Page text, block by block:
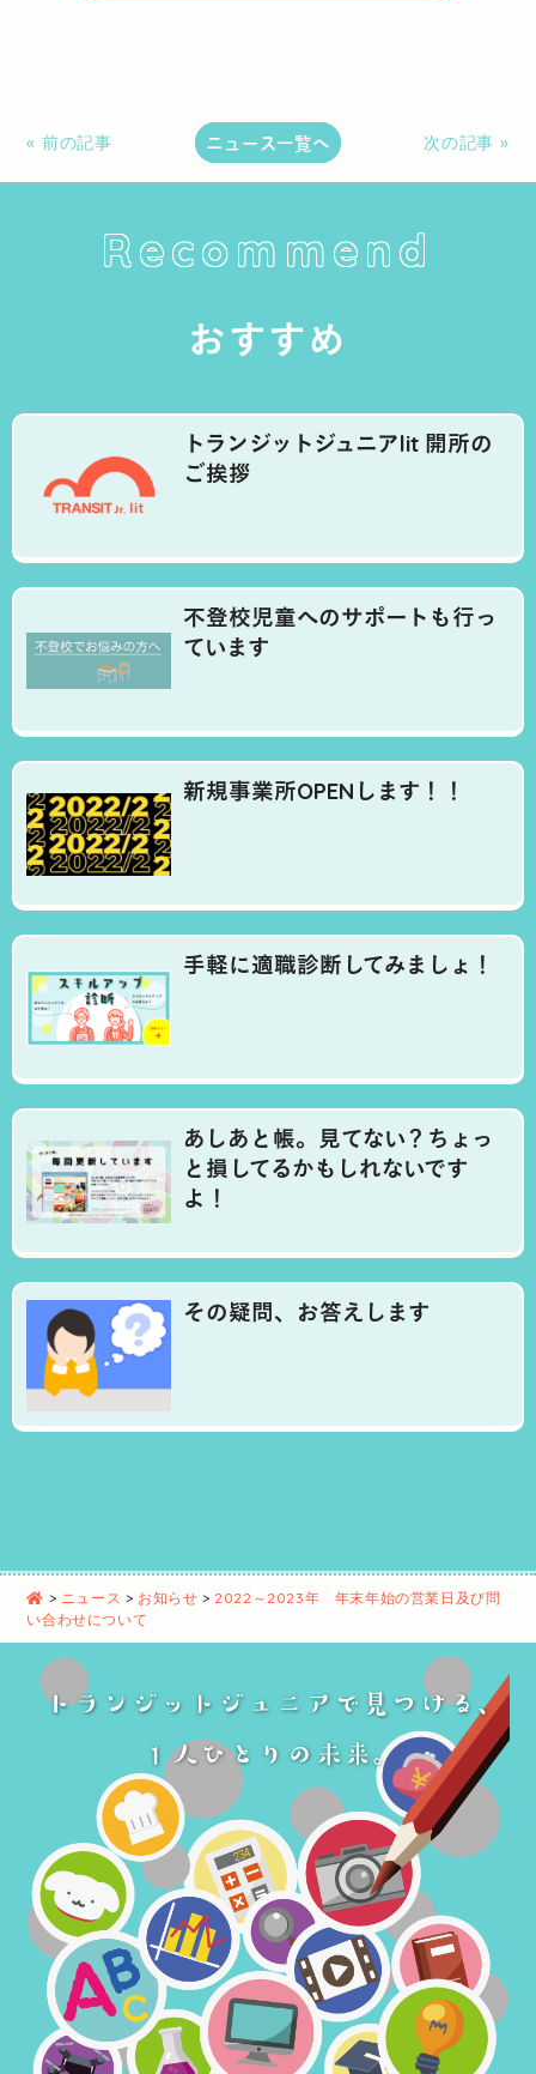
« 前の記事 ニュース一覧へ 次の記事 »
Recommend
おすすめ
トランジットジュニアlit 開所の
ご挨拶
不登校児童へのサポートも行っ
ています
新規事業所OPENします！！
手軽に適職診断してみましょ！
あしあと帳。見てない？ちょっ
と損してるかもしれないです
よ！
その疑問、お答えします
> ニュース > お知らせ > 2022～2023年 年末年始の営業日及び問
い合わせについて